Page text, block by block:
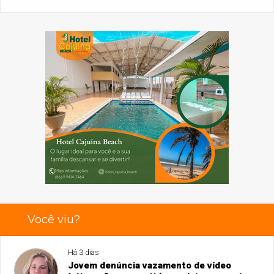
Você viu?
Há 3 dias
Jovem denúncia vazamento de vídeo